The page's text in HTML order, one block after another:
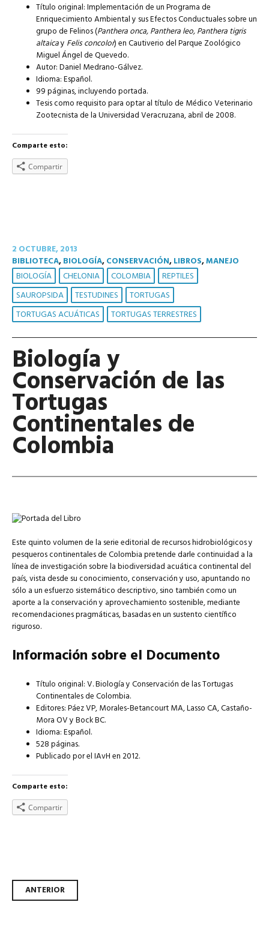
Título original: Implementación de un Programa de
Enriquecimiento Ambiental y sus Efectos Conductuales sobre un
grupo de Felinos (Panthera onca, Panthera leo, Panthera tigris
altaicay Felis concolor) en Cautiverio del Parque Zoológico
Miguel Ángel de Quevedo.
Autor: Daniel Medrano-Gálvez.
Idioma: Español.
99 páginas, incluyendo portada.
Tesis como requisito para optar al título de Médico Veterinario
Zootecnista de la Universidad Veracruzana, abril de 2008.
Comparte esto:
Compartir
2 OCTUBRE, 2013
BIBLIOTECA,BIOLOGÍA,CONSERVACIÓN,LIBROS,MANEJO
BIOLOGÍA CHELONIA COLOMBIA
REPTILES
SAUROPSIDA
TESTUDINES
TORTUGAS
TORTUGAS ACUÁTICAS
TORTUGAS TERRESTRES
Biología y
Conservación de las
Tortugas
Continentales de
Colombia
Este quinto volumen de la serie editorial de recursos hidrobiológicos y
pesqueros continentales de Colombia pretende darle continuidad a la
línea de investigación sobre la biodiversidad acuática continental del
país, vista desde su conocimiento, conservación y uso, apuntando no
sólo a un esfuerzo sistemático descriptivo, sino también como un
aporte a la conservación y aprovechamiento sostenible, mediante
recomendaciones pragmáticas, basadas en un sustento científico
riguroso.
Información sobre el Documento
Título original: V. Biología y Conservación de las Tortugas
Continentales de Colombia.
Editores: Páez VP, Morales-Betancourt MA, Lasso CA, Castaño-
Mora OV y Bock BC.
Idioma: Español.
528 páginas.
Publicado por el IAvH en 2012.
Comparte esto:
Compartir
IrANTERIOR